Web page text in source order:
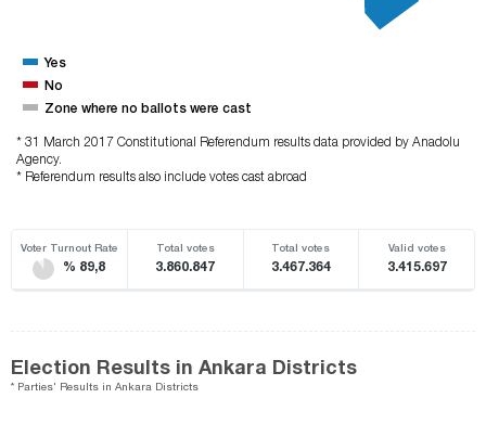
Yes
No
Zone where no ballots were cast
* 31 March 2017 Constitutional Referendum results data provided by Anadolu
Agency.
* Referendum results also include votes cast abroad
Voter Turnout Rate
% 89,8
Total votes
3.860.847
Total votes
3.467.364
Valid votes
3.415.697
Election Results in Ankara Districts
* Parties' Results in Ankara Districts